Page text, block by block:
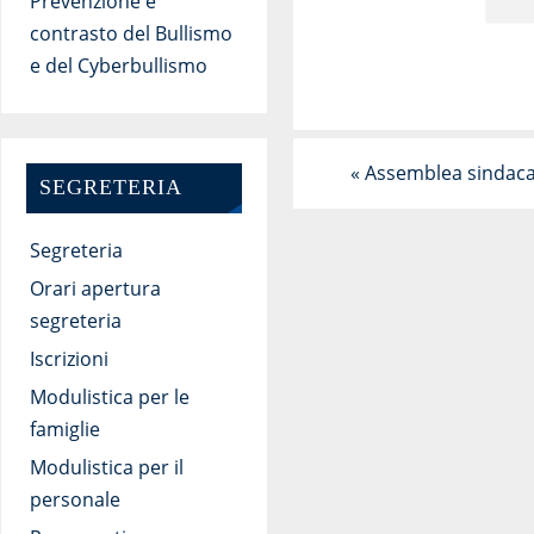
« Assemblea
contrasto del Bullismo
e del Cyberbullismo
SEGRETERIA
Segreteria
Orari apertura
segreteria
Iscrizioni
Modulistica per le
famiglie
Modulistica per il
personale